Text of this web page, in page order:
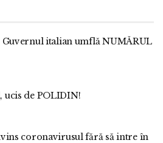
Guvernul italian umflă NUMĂRUL
ucis de POLIDIN!
coronavirusul fără să intre în